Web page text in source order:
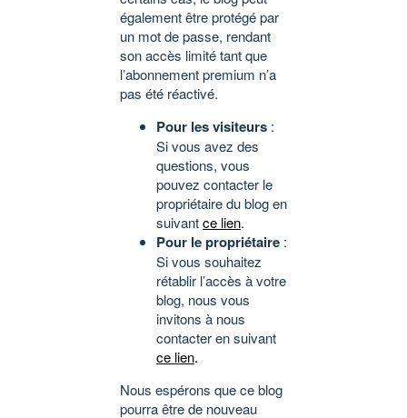
également être protégé par
un mot de passe, rendant
son accès limité tant que
l’abonnement premium n’a
pas été réactivé.
Pour les visiteurs :
Si vous avez des
questions, vous
pouvez contacter le
propriétaire du blog en
suivantce lien.
Pour le propriétaire :
Si vous souhaitez
rétablir l’accès à votre
blog, nous vous
invitons à nous
contacter en suivant
ce lien.
Nous espérons que ce blog
pourra être de nouveau